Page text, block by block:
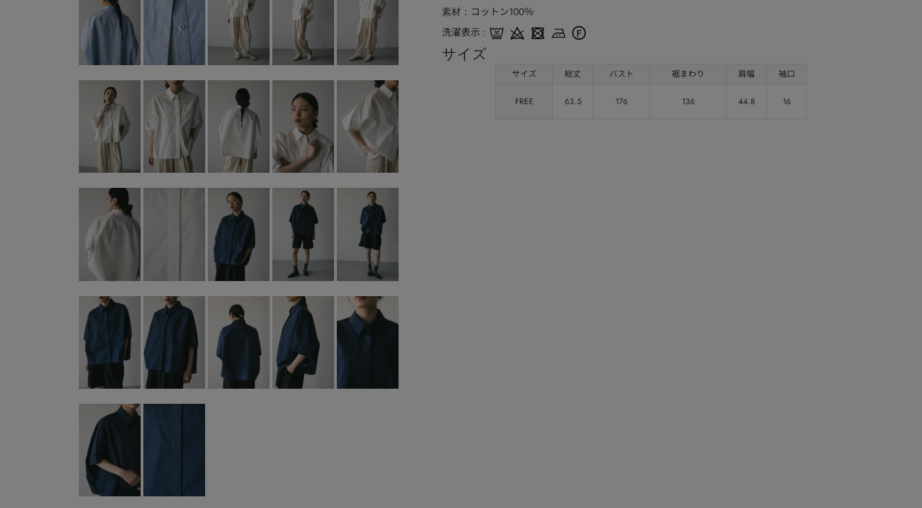
素材
コットン100％
洗濯表示
サイズ
サイズ 総丈 バスト 裾まわり 肩幅 袖口
FREE 63.5 176 136 44.8 16